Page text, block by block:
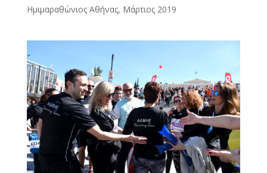
Ημιμαραθώνιος Αθήνας, Μάρτιος 2019